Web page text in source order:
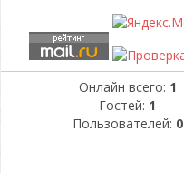
Онлайн всего: 1
Гостей: 1
Пользователей: 0